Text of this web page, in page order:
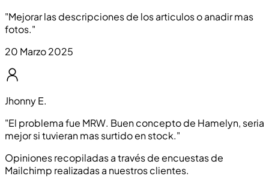
"Mejorar las descripciones de los articulos o anadir mas
fotos."
20 Marzo 2025
Jhonny E.
"El problema fue MRW. Buen concepto de Hamelyn, seria
mejor si tuvieran mas surtido en stock."
Opiniones recopiladas a través de encuestas de
Mailchimp realizadas a nuestros clientes.